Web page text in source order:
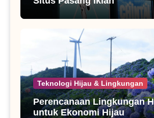
Teknologi Hijau & Lingkungan
Perencanaan Lingkungan
untuk Ekonomi Hijau